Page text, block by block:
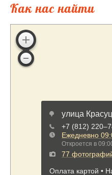
Как нас найти